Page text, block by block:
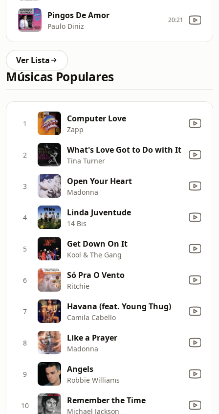
Pingos De Amor
Paulo Diniz
20:21
Ver Lista
Músicas Populares
1 Computer Love
Zapp
2 What's Love Got to Do with It
Tina Turner
3 Open Your Heart
Madonna
4 Linda Juventude
14 Bis
5 Get Down On It
Kool & The Gang
6 Só Pra O Vento
Ritchie
7 Havana (feat. Young Thug)
Camila Cabello
8 Like a Prayer
Madonna
9 Angels
Robbie Williams
10 Remember the Time
Michael Jackson